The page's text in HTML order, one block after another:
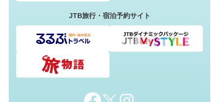
JTB旅行・宿泊予約サイト